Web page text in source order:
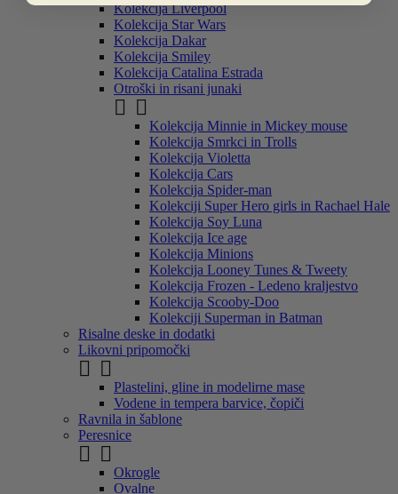
Kolekcija Liverpool
Kolekcija Star Wars
Kolekcija Dakar
Kolekcija Smiley
Kolekcija Catalina Estrada
Otroški in risani junaki
 
Kolekcija Minnie in Mickey mouse
Kolekcija Smrkci in Trolls
Kolekcija Violetta
Kolekcija Cars
Kolekcija Spider-man
Kolekciji Super Hero girls in Rachael Hale
Kolekcija Soy Luna
Kolekcija Ice age
Kolekcija Minions
Kolekcija Looney Tunes & Tweety
Kolekcija Frozen - Ledeno kraljestvo
Kolekcija Scooby-Doo
Kolekciji Superman in Batman
Risalne deske in dodatki
Likovni pripomočki
 
Plastelini, gline in modelirne mase
Vodene in tempera barvice, čopiči
Ravnila in šablone
Peresnice
 
Okrogle
Ovalne